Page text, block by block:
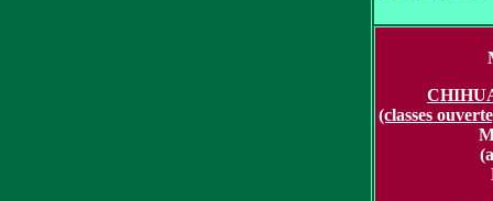
(classes